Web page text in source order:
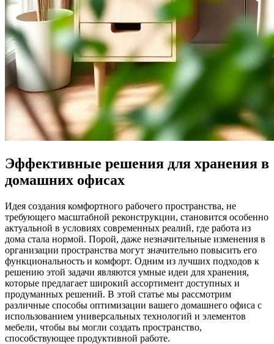
Эффективные решения для хранения в
домашних офисах
Идея создания комфортного рабочего пространства, не
требующего масштабной реконструкции, становится особенно
актуальной в условиях современных реалий, где работа из
дома стала нормой. Порой, даже незначительные изменения в
организации пространства могут значительно повысить его
функциональность и комфорт. Одним из лучших подходов к
решению этой задачи являются умные идеи для хранения,
которые предлагает широкий ассортимент доступных и
продуманных решений. В этой статье мы рассмотрим
различные способы оптимизации вашего домашнего офиса с
использованием универсальных технологий и элементов
мебели, чтобы вы могли создать пространство,
способствующее продуктивной работе.